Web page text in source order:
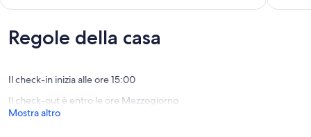
Ottimo,
(2
recensioni)
Regole della casa
Il check-in inizia alle ore 15:00
Il check-out è entro le ore Mezzogiorno
Mostra altro